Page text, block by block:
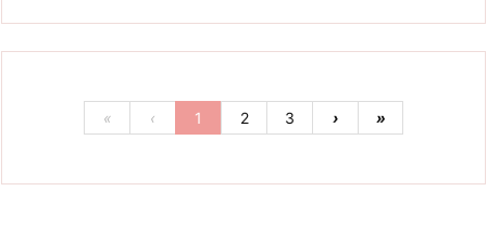
« ‹ 1 2 3 › »